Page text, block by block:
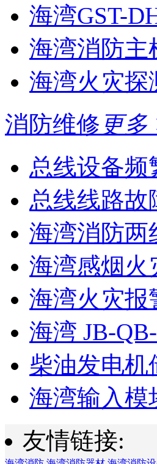
海湾GST-
海湾消防主
海湾火灾探
消防维修 更多
总线设备频
总线线路故
海湾消防两
海湾感烟火
海湾火灾报
海湾 JB-QB-
柴油发电机
海湾输入模
友情链接: